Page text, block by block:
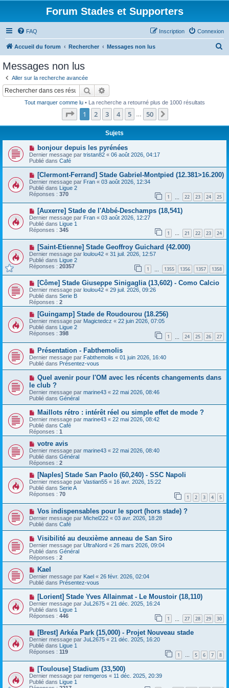
Forum Stades et Supporters
FAQ Connexion
Inscription
Accueil du forum Rechercher Messages non lus
Messages non lus
Aller sur la recherche avancée
Rechercher
Tout marquer comme lu• La recherche a retourné plus de 1000 résultats
Page 1sur50
1 2 3 4 5 50
Sujets
N
o
u
v
e
u
m
e
s
s
a
g
e
bonjour depuis les pyrénées
Dernier message par tristan82 « 06 août 2026, 04:17
Publié dans Café
N
o
u
v
e
a
m
e
s
s
a
e
[Clermont-Ferrand] Stade Gabriel-Montpied (12.381>16.200)
Dernier message par Fran « 03 août 2026, 12:34
Publié dans Ligue 2
Réponses : 370 1 22 23 24 25
N
o
u
v
e
a
u
m
e
s
s
a
e
[Auxerre] Stade de l'Abbé-Deschamps (18,541)
Dernier message par Fran « 03 août 2026, 12:27
Publié dans Ligue 1
Réponses : 345 1 … 21 22 23 24
N
o
u
v
e
a
m
e
s
s
a
g
e
[Saint-Etienne] Stade Geoffroy Guichard (42.000)
Dernier message par loulou42 « 31 juil. 2026, 12:57
Publié dans Ligue 2
Réponses : 20357 1 1355 1356 1357 1358
N
o
u
v
e
a
u
m
e
s
s
a
g
e
[Côme] Stade Giuseppe Sinigaglia (13,602) - Como Calcio
Dernier message par loulou42 « 29 juil. 2026, 09:26
Publié dans Serie B
Réponses : 2
N
o
u
v
e
a
m
e
s
s
a
g
e
[Guingamp] Stade de Roudourou (18.256)
Dernier message par Magictedcz « 22 juin 2026, 07:05
Publié dans Ligue 2
Réponses : 398 1 24 25 26 27
N
o
u
v
a
u
m
e
s
s
a
g
e
Présentation - Fabthemolis
Dernier message par Fabthemolis « 01 juin 2026, 16:40
Publié dans Présentez-vous
N
u
v
e
a
m
e
s
s
a
g
e
Quel avenir pour l'OM avec les récents changements dans
le club ?
Dernier message par marine43 « 22 mai 2026, 08:46
Publié dans Général
N
o
u
v
e
a
m
e
s
s
a
g
e
Maillots rétro : intérêt réel ou simple effet de mode ?
Dernier message par marine43 « 22 mai 2026, 08:42
Publié dans Café
Réponses : 1
N
o
u
v
e
a
u
m
e
s
s
a
g
e
votre avis
Dernier message par marine43 « 22 mai 2026, 08:40
Publié dans Général
Réponses : 2
N
o
u
v
e
a
u
m
e
s
g
e
[Naples] Stade San Paolo (60,240) - SSC Napoli
Dernier message par Vastian55 « 16 avr. 2026, 15:22
Publié dans Serie A
Réponses : 70 1 2 3 4 5
N
o
u
v
e
u
m
e
s
a
g
e
Vos indispensables pour le sport (hors stade) ?
Dernier message par Michel222 « 03 avr. 2026, 18:28
Publié dans Café
N
o
u
v
e
a
u
m
e
a
g
e
Visibilité au deuxième anneau de San Siro
Dernier message par UltraNord « 26 mars 2026, 09:04
Publié dans Général
Réponses : 2
N
o
u
v
e
u
m
e
s
s
a
g
e
Kael
Dernier message par Kael « 26 févr. 2026, 02:04
Publié dans Présentez-vous
N
o
u
v
e
a
m
e
s
s
a
e
[Lorient] Stade Yves Allainmat - Le Moustoir (18,110)
Dernier message par JuL2675 « 21 déc. 2025, 16:24
Publié dans Ligue 1
Réponses : 446 1 27 28 29 30
N
o
u
v
e
a
m
e
s
[Brest] Arkéa Park (15,000) - Projet Nouveau stade
Dernier message par JuL2675 « 21 déc. 2025, 16:20
Publié dans
Ligue 1
Réponses : 119 1 … 5 6 7 8
N
o
u
v
[Toulouse] Stadium (33,500)
Dernier message par remgeros « 11 déc. 2025, 20:39
Publié dans Ligue 1